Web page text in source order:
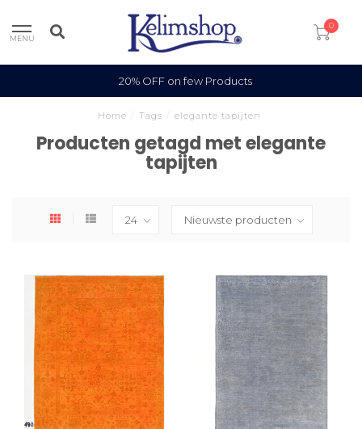
MENU
0
20% OFF on few Products
Home Tags elegante tapijten
Producten getagd met elegante
tapijten